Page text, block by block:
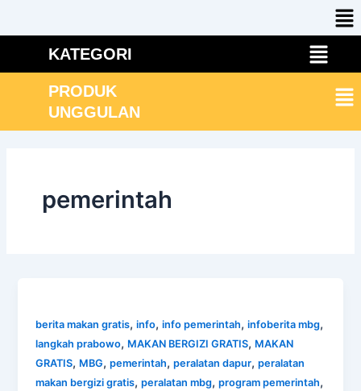
KATEGORI Menu
PRODUK
UNGGULAN
pemerintah
berita makan gratis,info,info pemerintah,infoberita mbg,
langkah prabowo, MAKAN BERGIZI GRATIS, MAKAN
GRATIS, MBG,pemerintah,peralatan dapur,peralatan
makan bergizi gratis,peralatan mbg,program pemerintah,